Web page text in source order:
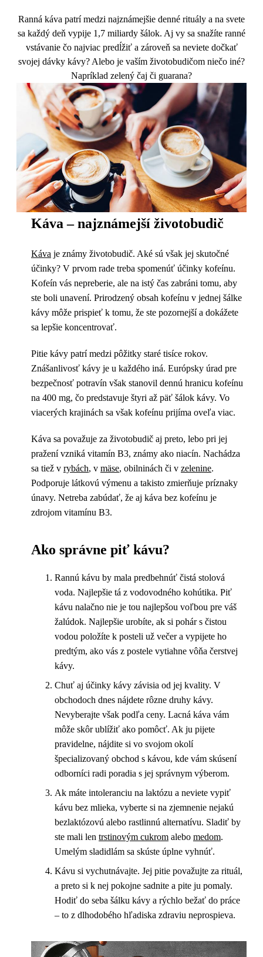
Ranná káva patrí medzi najznámejšie denné rituály a na svete
sa každý deň vypije 1,7 miliardy šálok. Aj vy sa snažíte ranné
vstávanie čo najviac predĺžiť a zároveň sa neviete dočkať
svojej dávky kávy? Alebo je vaším životobudičom niečo iné?
Napríklad zelený čaj či guarana?
Káva – najznámejší životobudič
Káva je známy životobudič. Aké sú však jej skutočné
účinky? V prvom rade treba spomenúť účinky kofeínu.
Kofeín vás nepreberie, ale na istý čas zabráni tomu, aby
ste boli unavení. Prirodzený obsah kofeínu v jednej šálke
kávy môže prispieť k tomu, že ste pozornejší a dokážete
sa lepšie koncentrovať.
Pitie kávy patrí medzi pôžitky staré tisíce rokov.
Znášanlivosť kávy je u každého iná. Európsky úrad pre
bezpečnosť potravín však stanovil dennú hranicu kofeínu
na 400 mg, čo predstavuje štyri až päť šálok kávy. Vo
viacerých krajinách sa však kofeínu prijíma oveľa viac.
Káva sa považuje za životobudič aj preto, lebo pri jej
pražení vzniká vitamín B3, známy ako niacín. Nachádza
sa tiež v rybách, v mäse, obilninách či v zelenine.
Podporuje látkovú výmenu a takisto zmierňuje príznaky
únavy. Netreba zabúdať, že aj káva bez kofeínu je
zdrojom vitamínu B3.
Ako správne piť kávu?
Rannú kávu by mala predbehnúť čistá stolová
voda. Najlepšie tá z vodovodného kohútika. Piť
kávu nalačno nie je tou najlepšou voľbou pre váš
žalúdok. Najlepšie urobíte, ak si pohár s čistou
vodou položíte k posteli už večer a vypijete ho
predtým, ako vás z postele vytiahne vôňa čerstvej
kávy.
Chuť aj účinky kávy závisia od jej kvality. V
obchodoch dnes nájdete rôzne druhy kávy.
Nevyberajte však podľa ceny. Lacná káva vám
môže skôr ublížiť ako pomôcť. Ak ju pijete
pravidelne, nájdite si vo svojom okolí
špecializovaný obchod s kávou, kde vám skúsení
odborníci radi poradia s jej správnym výberom.
Ak máte intoleranciu na laktózu a neviete vypiť
kávu bez mlieka, vyberte si na zjemnenie nejakú
bezlaktózovú alebo rastlinnú alternatívu. Sladiť by
ste mali len trstinovým cukrom alebo medom.
Umelým sladidlám sa skúste úplne vyhnúť.
Kávu si vychutnávajte. Jej pitie považujte za rituál,
a preto si k nej pokojne sadnite a pite ju pomaly.
Hodiť do seba šálku kávy a rýchlo bežať do práce
– to z dlhodobého hľadiska zdraviu neprospieva.